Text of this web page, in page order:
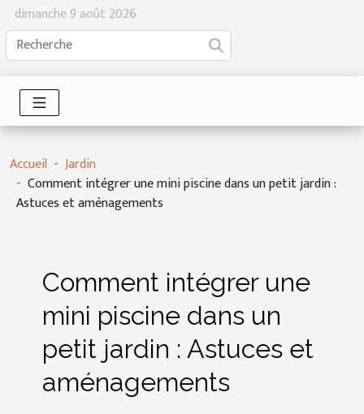
dimanche 9 août 2026
Accueil
Jardin
Comment intégrer une mini piscine dans un petit jardin :
Astuces et aménagements
Comment intégrer une
mini piscine dans un
petit jardin : Astuces et
aménagements